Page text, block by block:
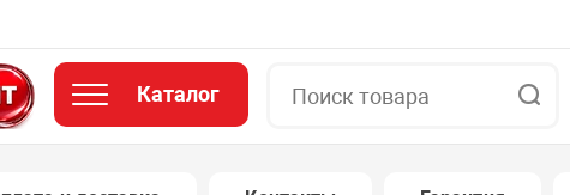
Каталог